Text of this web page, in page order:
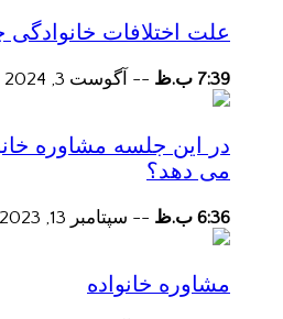
علت اختلافات
7:39 ب.ظ -- آگوست 3, 2024
در این جلسه مشاوره
می دهد؟
6:36 ب.ظ -- سپتامبر 13, 2023
مشاوره خانواده